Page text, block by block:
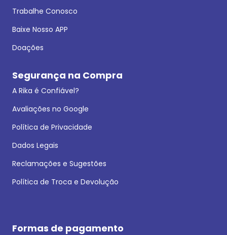
Trabalhe Conosco
Baixe Nosso APP
Doações
Segurança na Compra
A Rika é Confiável?
Avaliações no Google
Política de Privacidade
Dados Legais
Reclamações e Sugestões
Política de Troca e Devolução
Formas de pagamento